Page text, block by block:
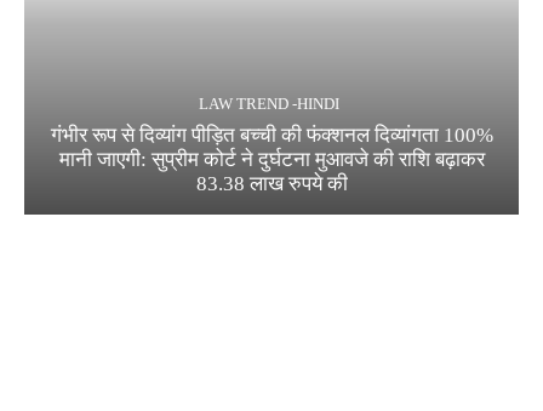
LAW TREND -HINDI
गंभीर रूप से दिव्यांग पीड़ित बच्ची की फंक्शनल दिव्यांगता 100%
मानी जाएगी: सुप्रीम कोर्ट ने दुर्घटना मुआवजे की राशि बढ़ाकर
83.38 लाख रुपये की